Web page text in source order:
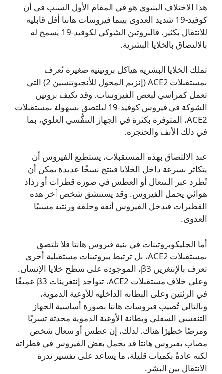
هذا الاختلاف البنيوي هو في المقام الأول السبب في أن
كوفيد‑19 شديد العدوى بينما فيروسات هانتا أقل قابلية
للانتقال بكثير. فالبروتين الشوكي لكوفيد‑19 يسمح له
بالالتصاق بالخلايا البشرية.
تملك الخلايا البشرية هياكل بروتينية صغيرة تُعرف
بمستقبلات ACE2 (إنزيم المحول للأنجيوتنسين 2) التي
تعمل كمراسي لبعض الفيروسات. وقد تكيف بروتين
الشوكة في فيروس كوفيد‑19 ليلتصق بسهولة بمستقبلات
ACE2، المتوفرة بكثرة في الجهاز التنفُّسي العلوي، بما
في ذلك الأنف والحنجره.
عند الالتصاق بهذه المستقبلات، يستطيع الفيروس أن
يتكاثر بسرعة داخل الخلايا فينتج نسخًا عديدة يمكن أن
تُطرد عبر السعال أو العطس في صورة قطرات أو رذاذ
هوائي يحمل الفيروس. وقد يستنشق شخص آخر هذه
القطيرات فيدخل الفيروس أنفه وحلقه ورئتيه مسببًا
العدوى.
أما الجليكوبروتينات في بنية فيروس هانتا فلا تلتصق
بمستقبلات ACE2، بل ترتبط ببروتينات مستقبلية أخرى
تعرف بالإنتغرين β3، الموجودة على سطح خلايا الإنسان.
وعلى خلاف مستقبلات ACE2، تتواجد إنتغرينات β3 عميقًا
في الرئتين وعلى البطانة الداخلية للأوعية الدموية،
وبالتالي تُصيب فيروسات هانتا بصورة أساسية الجهاز
التنفسي السفلي وبطانة الأوعية الدموية محدثة تسربًا
ومرضًا خطيرًا هناك. لذلك، إن عطس أو سعال شخص
مصاب بفيروس هانتا قد يحمل بعض الفيروس في قطراته
لكنه عادةً بكميات قليلة، ما يساعد على تفسير ندرة
الانتقال بين البشر.